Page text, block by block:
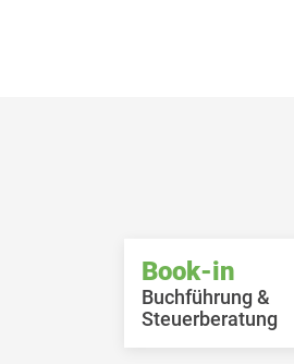
Book-in
Buchführung &
Steuerberatung